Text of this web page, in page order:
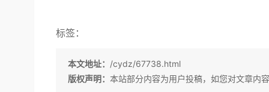
标签：
本文地址： /cydz/67738.html
版权声明： 本站部分内容为用户投稿，如您对文章内